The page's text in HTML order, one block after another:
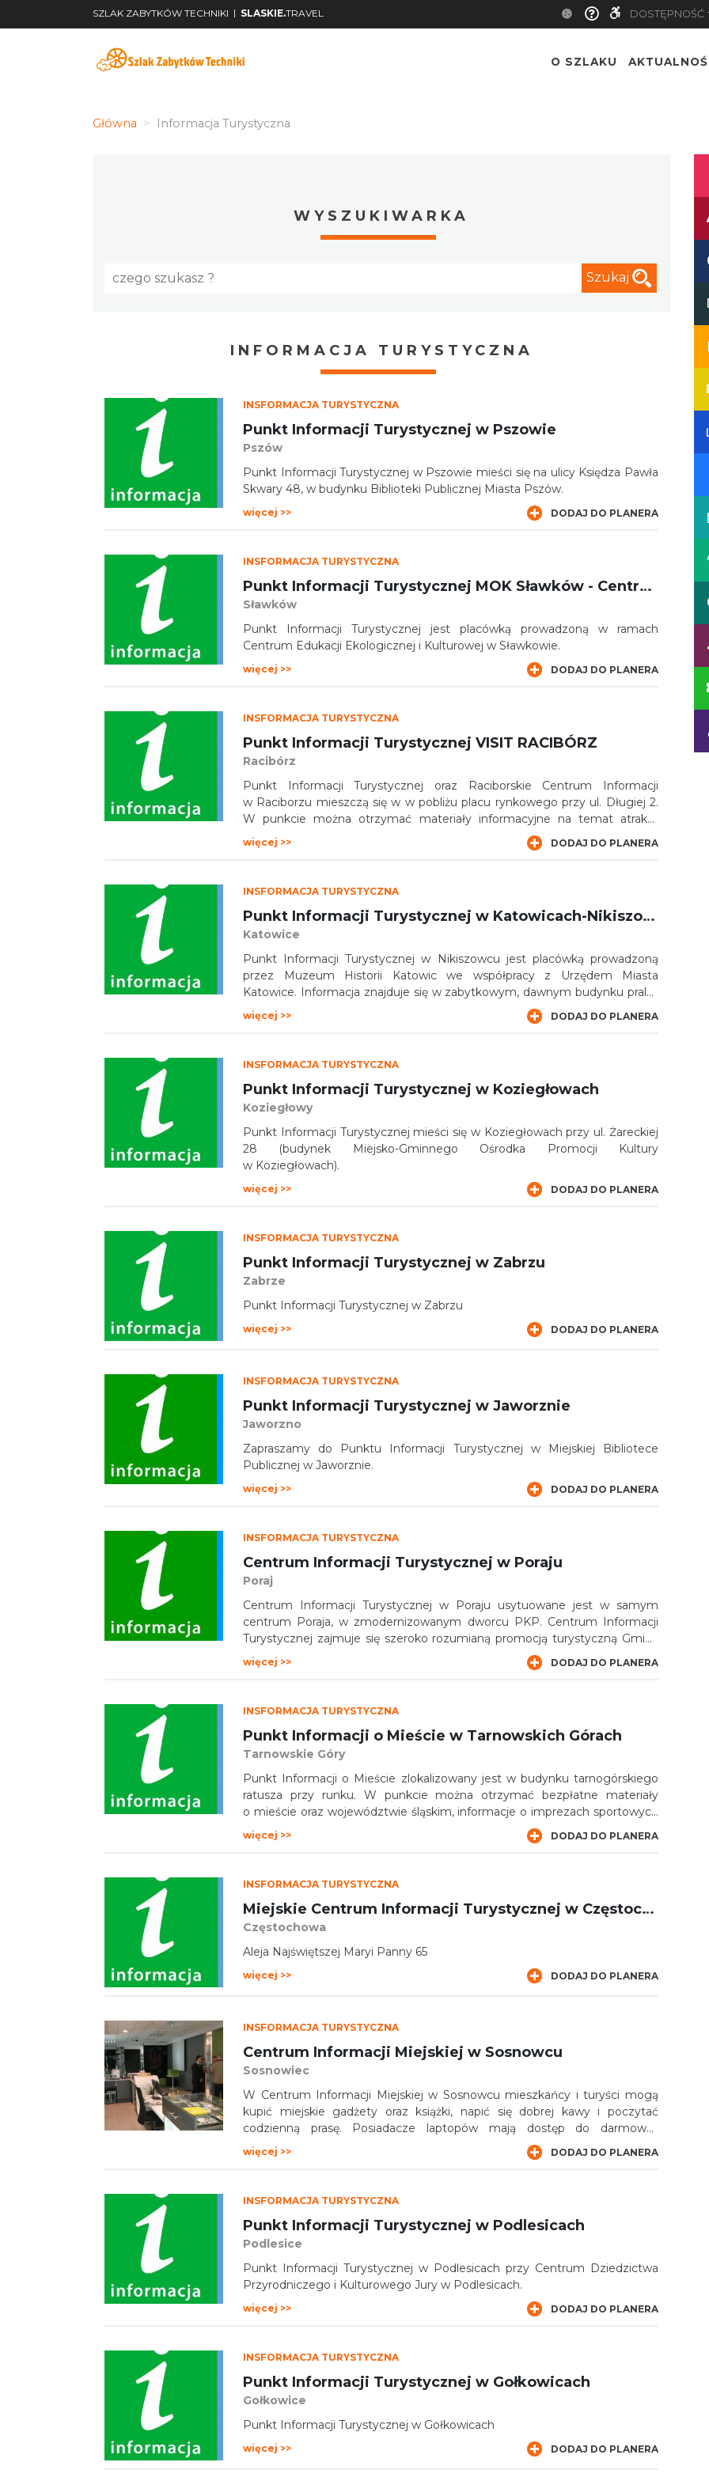
SZLAK ZABYTKÓW TECHNIKI | SLASKIE.TRAVEL DOSTĘPNOŚĆ
O SZLAKU
Główna Informacja Turystyczna
WYSZUKIWARKA
Szukaj
INFORMACJA TURYSTYCZNA
INSFORMACJA TURYSTYCZNA
Punkt Informacji Turystycznej w Pszowie
Pszów
Punkt Informacji Turystycznej w Pszowie mieści się na ulicy Księdza Pawła
Skwary 48, w budynku Biblioteki Publicznej Miasta Pszów.
więcej >> DODAJ DO PLANERA
INSFORMACJA TURYSTYCZNA
Punkt Informacji Turystycznej MOK Sławków - Centrum Edukacji Ekologicznej i Kulturowej w Sławkowie
Sławków
Punkt Informacji Turystycznej jest placówką prowadzoną w ramach
Centrum Edukacji Ekologicznej i Kulturowej w Sławkowie.
więcej >> DODAJ DO PLANERA
INSFORMACJA TURYSTYCZNA
Punkt Informacji Turystycznej VISIT RACIBÓRZ
Racibórz
Punkt Informacji Turystycznej oraz Raciborskie Centrum Informacji
w Raciborzu mieszczą się w w pobliżu placu rynkowego przy ul. Długiej 2.
W punkcie można otrzymać materiały informacyjne na temat atrakcji
turystycznych Raciborza oraz powiatu raciborskiego oraz okolic, a także
bazy noclegowej i gastronomicznej.
więcej >> DODAJ DO PLANERA
INSFORMACJA TURYSTYCZNA
Punkt Informacji Turystycznej w Katowicach-Nikiszowcu
Katowice
Punkt Informacji Turystycznej w Nikiszowcu jest placówką prowadzoną
przez Muzeum Historii Katowic we współpracy z Urzędem Miasta
Katowice. Informacja znajduje się w zabytkowym, dawnym budynku pralni,
magla oraz łaźni, który jest również obecną siedzibą Działu Etnologii Miasta
Muzeum Historii Katowic.
więcej >> DODAJ DO PLANERA
INSFORMACJA TURYSTYCZNA
Punkt Informacji Turystycznej w Koziegłowach
Koziegłowy
Punkt Informacji Turystycznej mieści się w Koziegłowach przy ul. Żareckiej
28 (budynek Miejsko-Gminnego Ośrodka Promocji Kultury
w Koziegłowach).
więcej >> DODAJ DO PLANERA
INSFORMACJA TURYSTYCZNA
Punkt Informacji Turystycznej w Zabrzu
Zabrze
Punkt Informacji Turystycznej w Zabrzu
więcej >> DODAJ DO PLANERA
INSFORMACJA TURYSTYCZNA
Punkt Informacji Turystycznej w Jaworznie
Jaworzno
Zapraszamy do Punktu Informacji Turystycznej w Miejskiej Bibliotece
Publicznej w Jaworznie.
więcej >> DODAJ DO PLANERA
INSFORMACJA TURYSTYCZNA
Centrum Informacji Turystycznej w Poraju
Poraj
Centrum Informacji Turystycznej w Poraju usytuowane jest w samym
centrum Poraja, w zmodernizowanym dworcu PKP. Centrum Informacji
Turystycznej zajmuje się szeroko rozumianą promocją turystyczną Gminy
Poraj oraz udostępnia różnorodne materiały promujące walory i atrakcje
turystyczne.
więcej >> DODAJ DO PLANERA
INSFORMACJA TURYSTYCZNA
Punkt Informacji o Mieście w Tarnowskich Górach
Tarnowskie Góry
Punkt Informacji o Mieście zlokalizowany jest w budynku tarnogórskiego
ratusza przy runku. W punkcie można otrzymać bezpłatne materiały
o mieście oraz województwie śląskim, informacje o imprezach sportowych
i kulturalnych.
więcej >> DODAJ DO PLANERA
INSFORMACJA TURYSTYCZNA
Miejskie Centrum Informacji Turystycznej w Częstochowie
Częstochowa
Aleja Najświętszej Maryi Panny 65
więcej >> DODAJ DO PLANERA
INSFORMACJA TURYSTYCZNA
Centrum Informacji Miejskiej w Sosnowcu
Sosnowiec
W Centrum Informacji Miejskiej w Sosnowcu mieszkańcy i turyści mogą
kupić miejskie gadżety oraz książki, napić się dobrej kawy i poczytać
codzienną prasę. Posiadacze laptopów mają dostęp do darmowej,
bezprzewodowej sieci WiFi.
więcej >> DODAJ DO PLANERA
INSFORMACJA TURYSTYCZNA
Punkt Informacji Turystycznej w Podlesicach
Podlesice
Punkt Informacji Turystycznej w Podlesicach przy Centrum Dziedzictwa
Przyrodniczego i Kulturowego Jury w Podlesicach.
więcej >> DODAJ DO PLANERA
INSFORMACJA TURYSTYCZNA
Punkt Informacji Turystycznej w Gołkowicach
Gołkowice
Punkt Informacji Turystycznej w Gołkowicach
więcej >> DODAJ DO PLANERA